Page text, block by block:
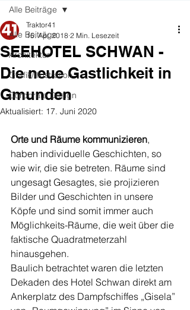
Alle Beiträge
Architektur
Grafik/Illustration
Corporate Design
Alle Beiträge
SEEHOTEL SCHWAN -
Die neue Gastlichkeit in
Gmunden
Traktor41
15. Apr. 2018 2 Min. Lesezeit
Aktualisiert: 17. Juni 2020
Orte und Räume kommunizieren,
haben individuelle Geschichten, so
wie wir, die sie betreten. Räume sind
ungesagt Gesagtes, sie projizieren
Bilder und Geschichten in unsere
Köpfe und sind somit immer auch
Möglichkeits-Räume, die weit über die
faktische Quadratmeterzahl
hinausgehen.
Baulich betrachtet waren die letzten
Dekaden des Hotel Schwan direkt am
Ankerplatz des Dampfschiffes „Gisela”